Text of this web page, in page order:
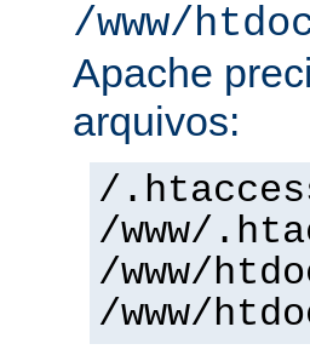
/www/
Apache
arquivos:
/
/www/
/www/
/www/